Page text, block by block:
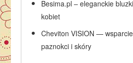
Besima.pl – eleganckie
kobiet
Cheviton VISION —
paznokci i skóry